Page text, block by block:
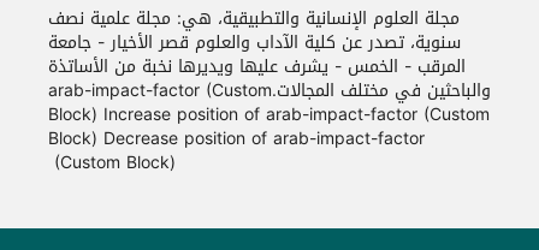
مجلة العلوم الإنسانية والتطبيقية، هي: مجلة علمية نصف
سنوية، تصدر عن كلية الآداب والعلوم قصر الأخيار - جامعة
المرقب - الخمس - يشرف عليها ويديرها نخبة من الأساتذة
والباحثين في مختلف المجالات.arab-impact-factor (Custom
Block) Increase position of arab-impact-factor (Custom
Block) Decrease position of arab-impact-factor
(Custom Block)